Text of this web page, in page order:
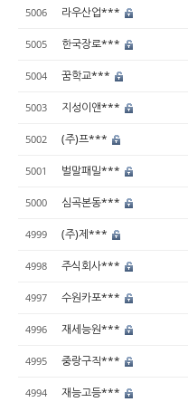
5006 라우산업***
5005 한국장로***
5004 꿈학교***
5003 지성이앤***
5002 (주)프***
5001 벌말패밀***
5000 심곡본동***
4999 (주)제***
4998 주식회사***
4997 수원카포***
4996 재세능원***
4995 중랑구직***
4994 재능고등***